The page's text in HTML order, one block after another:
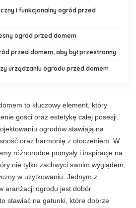
i funkcjonalny ogród przed
ogród przed domem
przed domem, aby był przestronny
urządzaniu ogrodu przed domem
to kluczowy element, który
gości oraz estetykę całej posesji.
ogrodów stawiają na
oraz harmonię z otoczeniem. W
różnorodne pomysły i inspiracje na
nie tylko zachwyci swoim wyglądem,
w użytkowaniu. Jednym z
aranżacji ogrodu jest dobór
stawiać na gatunki, które dobrze